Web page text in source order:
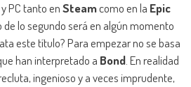
y PC tanto enSteamcomo en la Epic
de lo segundo será en algún momento
este título? Para empezar no se basa
han interpretado a Bond. En realidad
ingenioso y a veces imprudente,